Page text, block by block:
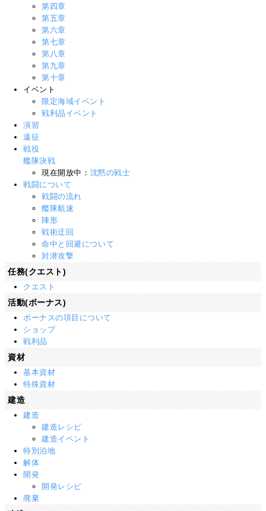
第四章
第五章
第六章
第七章
第八章
第九章
第十章
イベント
限定海域イベント
戦利品イベント
演習
遠征
戦役
艦隊決戦
現在開放中： 沈黙の戦士
戦闘について
戦闘の流れ
艦隊航速
陣形
戦術迂回
命中と回避について
対潜攻撃
任務(クエスト)
クエスト
活動(ボーナス)
ボーナスの項目について
ショップ
戦利品
資材
基本資材
特殊資材
建造
建造
建造レシピ
建造イベント
特別泊地
解体
開発
開発レシピ
廃棄